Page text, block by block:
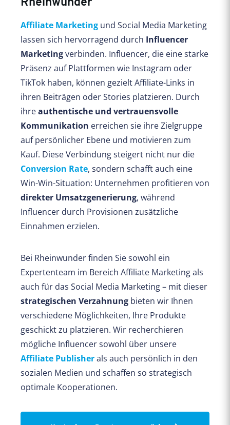
Rheinwunder
Affiliate Marketing und Social Media Marketing
lassen sich hervorragend durch Influencer
Marketingverbinden. Influencer, die eine starke
Präsenz auf Plattformen wie Instagram oder
TikTok haben, können gezielt Affiliate-Links in
ihren Beiträgen oder Stories platzieren. Durch
ihreauthentische und vertrauensvolle
Kommunikation erreichen sie ihre Zielgruppe
auf persönlicher Ebene und motivieren zum
Kauf. Diese Verbindung steigert nicht nur die
Conversion Rate, sondern schafft auch eine
Win-Win-Situation: Unternehmen profitieren von
direkter Umsatzgenerierung, während
Influencer durch Provisionen zusätzliche
Einnahmen erzielen.
Bei Rheinwunder finden Sie sowohl ein
Expertenteam im Bereich Affiliate Marketing als
auch für das Social Media Marketing – mit dieser
strategischen Verzahnung bieten wir Ihnen
verschiedene Möglichkeiten, Ihre Produkte
geschickt zu platzieren. Wir recherchieren
mögliche Influencer sowohl über unsere
Affiliate Publisherals auch persönlich in den
sozialen Medien und schaffen so strategisch
optimale Kooperationen.